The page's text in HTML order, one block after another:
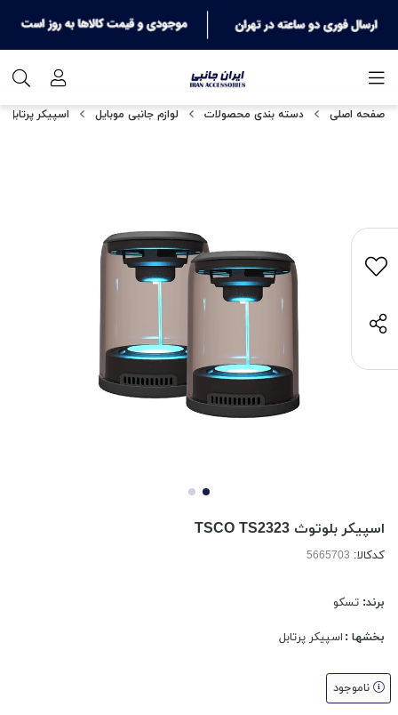
صفحه اصلی دسته بندی محصولات لوازم جانبی موبایل اسپیکر پرتابل
اسپیکر بلوتوث TSCO TS2323
کدکالا:
برند: تسکو
بخشها : اسپیکر پرتابل
ناموجود